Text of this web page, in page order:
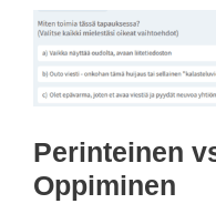
Perinteinen
Oppiminen